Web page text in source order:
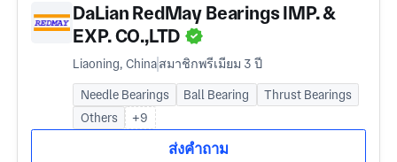
DaLian RedMay Bearings IMP. &
EXP. CO.,LTD
Liaoning, Chinaสมาชิกพรีเมียม 3 ปี
Needle Bearings Ball Bearing
Thrust Bearings
Others
+9
ส่งคำถาม